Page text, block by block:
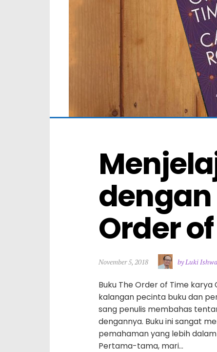
dengan
Order
November 5, 2018 by Luki
Buku The Order of Time
kalangan pecinta buku dan
sang penulis membahas
dengannya. Buku ini sangat
pemahaman yang lebih
Pertama-tama, mari…